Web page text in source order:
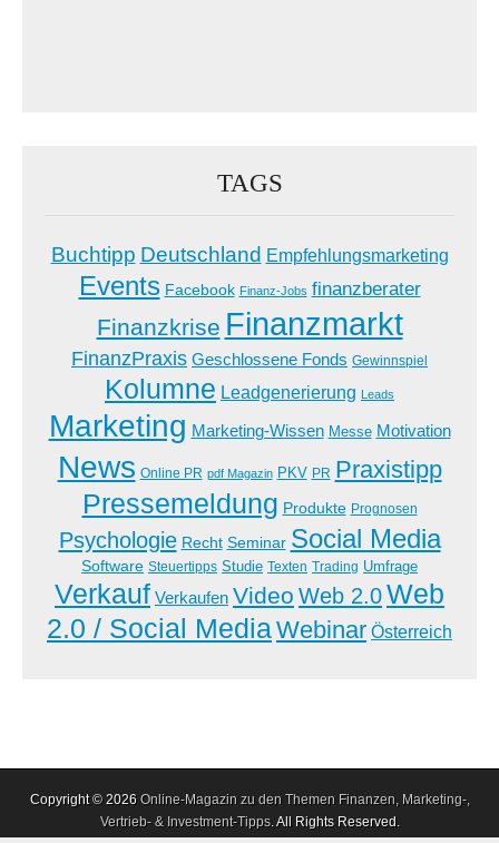
TAGS
Buchtipp Deutschland Empfehlungsmarketing
Events Facebook Finanz-Jobs finanzberater
Finanzkrise Finanzmarkt
FinanzPraxis Geschlossene Fonds Gewinnspiel
Kolumne Leadgenerierung Leads
Marketing Marketing-Wissen Messe Motivation
News Online PR pdf Magazin PKV PR Praxistipp
Pressemeldung Produkte Prognosen
Psychologie Recht Seminar Social Media
Software Steuertipps Studie Texten Trading Umfrage
Verkauf Verkaufen Video Web 2.0Web
2.0 / Social MediaWebinar Österreich
Copyright © 2026 Online-Magazin zu den Themen Finanzen, Marketing-,
Vertrieb- & Investment-Tipps. All Rights Reserved.